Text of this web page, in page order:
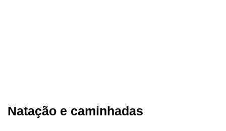
Natação e caminhadas